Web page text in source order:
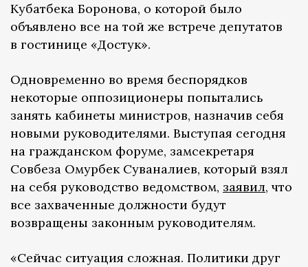
Кубатбека Боронова, о которой было
объявлено все на той же встрече депутатов
в гостинице «Достук».
Одновременно во время беспорядков
некоторые оппозиционеры попытались
занять кабинеты министров, назначив себя
новыми руководителями. Выступая сегодня
на гражданском форуме, замсекретаря
Совбеза Омурбек Суваналиев, который взял
на себя руководство ведомством, заявил, что
все захваченные должности будут
возвращены законным руководителям.
«Сейчас ситуация сложная. Политики друг